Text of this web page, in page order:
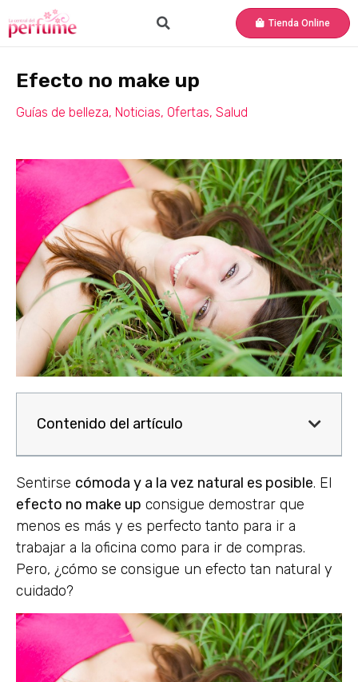
Tienda Online
Efecto no make up
Guías de belleza, Noticias, Ofertas, Salud
Contenido del artículo
Sentirse cómoda y a la vez natural es posible. El
efecto no make up consigue demostrar que
menos es más y es perfecto tanto para ir a
trabajar a la oficina como para ir de compras.
Pero, ¿cómo se consigue un efecto tan natural y
cuidado?